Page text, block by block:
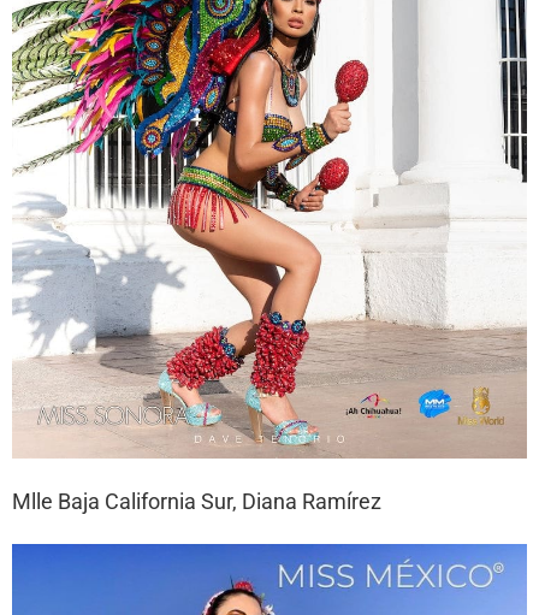
Mlle Baja California Sur, Diana Ramírez